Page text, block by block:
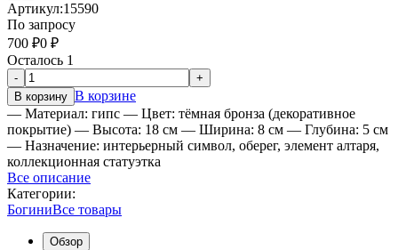
Артикул:15590
По запросу
700 ₽0 ₽
Осталось 1
-
+
В корзину В корзине
— Материал: гипс — Цвет: тёмная бронза (декоративное
покрытие) — Высота: 18 см — Ширина: 8 см — Глубина: 5 см
— Назначение: интерьерный символ, оберег, элемент алтаря,
коллекционная статуэтка
Все описание
Категории:
БогиниВсе товары
Обзор